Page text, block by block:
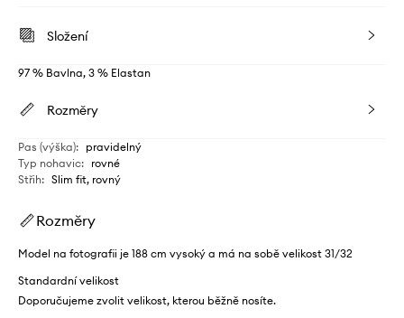
Složení
97 % Bavlna, 3 % Elastan
Rozměry
Pas (výška): pravidelný
Typ nohavic: rovné
Střih: Slim fit, rovný
Rozměry
Model na fotografii je 188 cm vysoký a má na sobě velikost 31/32
Standardní velikost
Doporučujeme zvolit velikost, kterou běžně nosíte.